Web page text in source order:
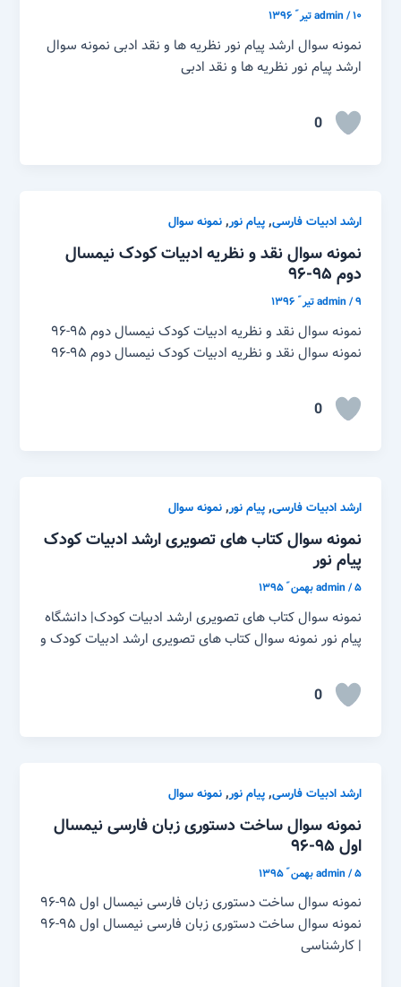
admin/۱۰ تیر ّ ۱۳۹۶
نمونه سوال ارشد پیام نور نظریه ها و نقد ادبی نمونه سوال
ارشد پیام نور نظریه ها و نقد ادبی
0
ارشد ادبیات فارسی,پیام نور,نمونه سوال
نمونه سوال نقد و نظریه ادبیات کودک نیمسال
دوم ۹۵-۹۶
admin/۹ تیر ّ ۱۳۹۶
نمونه سوال نقد و نظریه ادبیات کودک نیمسال دوم ۹۵-۹۶
نمونه سوال نقد و نظریه ادبیات کودک نیمسال دوم ۹۵-۹۶
0
ارشد ادبیات فارسی,پیام نور,نمونه سوال
نمونه سوال کتاب های تصویری ارشد ادبیات کودک
پیام نور
admin/۵ بهمن ّ ۱۳۹۵
نمونه سوال کتاب های تصویری ارشد ادبیات کودک| دانشگاه
پیام نور نمونه سوال کتاب های تصویری ارشد ادبیات کودک و
0
ارشد ادبیات فارسی,پیام نور,نمونه سوال
نمونه سوال ساخت دستوری زبان فارسی نیمسال
اول ۹۵-۹۶
admin/۵ بهمن ّ ۱۳۹۵
نمونه سوال ساخت دستوری زبان فارسی نیمسال اول ۹۵-۹۶
نمونه سوال ساخت دستوری زبان فارسی نیمسال اول ۹۵-۹۶
| کارشناسی